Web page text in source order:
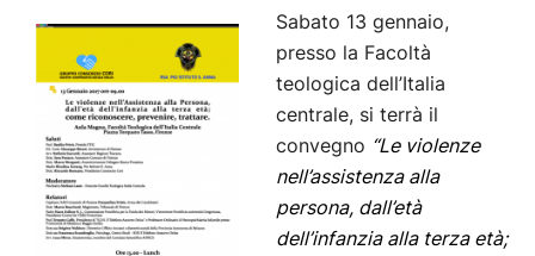
Sabato 13 gennaio,
presso la Facoltà
teologica dell’Italia
centrale, si terrà il
convegno “Le violenze
nell’assistenza alla
persona, dall’età
dell’infanzia alla terza età;